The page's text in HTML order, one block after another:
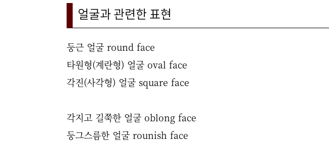
얼굴과 관련한 표현
둥근 얼굴 round face
타원형(계란형) 얼굴 oval face
각진(사각형) 얼굴 square face
각지고 길쭉한 얼굴 oblong face
둥그스름한 얼굴 rounish face